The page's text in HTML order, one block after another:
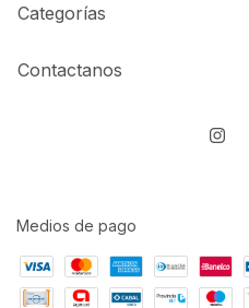
Categorías
Contactanos
Medios de pago